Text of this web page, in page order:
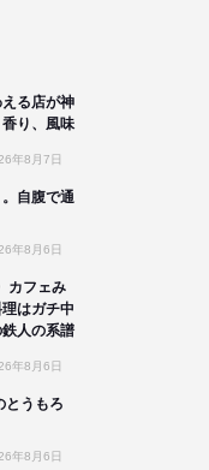
る店が神
り、風味
年8月7日
自腹で通
年8月6日
カフェみ
はガチ中
人の系譜
年8月6日
とうもろ
年8月6日